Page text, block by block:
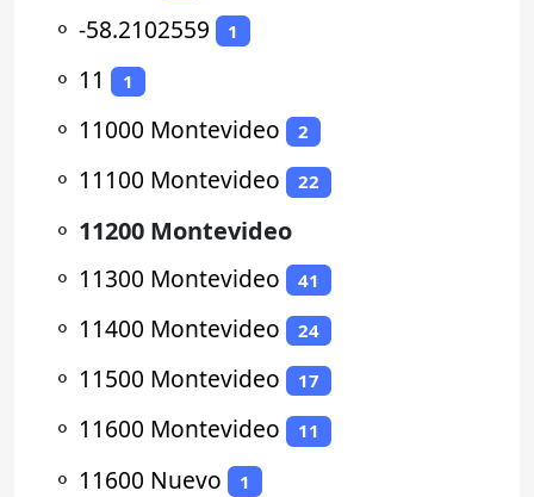
⚬ -58.2102559 1
⚬ 11 1
⚬ 11000 Montevideo 2
⚬ 11100 Montevideo 22
⚬ 11200 Montevideo
⚬ 11300 Montevideo 41
⚬ 11400 Montevideo 24
⚬ 11500 Montevideo 17
⚬ 11600 Montevideo 11
⚬ 11600 Nuevo 1